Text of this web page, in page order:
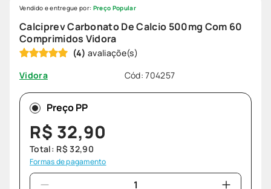
Calciprev Carbonato De Calcio 500mg Com 60
Comprimidos Vidora
(4)
Vidora
Cód:704257
Vendido e entregue por: Preço Popular
Preço PP
R$ 32,90
Total: R$ 32,90
Formas de pagamento